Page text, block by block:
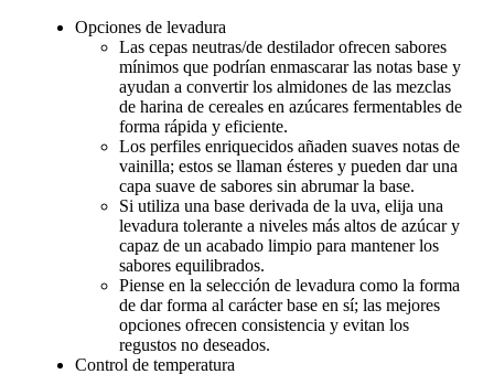
Opciones de levadura
Las cepas neutras/de destilador ofrecen sabores
mínimos que podrían enmascarar las notas base y
ayudan a convertir los almidones de las mezclas
de harina de cereales en azúcares fermentables de
forma rápida y eficiente.
Los perfiles enriquecidos añaden suaves notas de
vainilla; estos se llaman ésteres y pueden dar una
capa suave de sabores sin abrumar la base.
Si utiliza una base derivada de la uva, elija una
levadura tolerante a niveles más altos de azúcar y
capaz de un acabado limpio para mantener los
sabores equilibrados.
Piense en la selección de levadura como la forma
de dar forma al carácter base en sí; las mejores
opciones ofrecen consistencia y evitan los
regustos no deseados.
Control de temperatura